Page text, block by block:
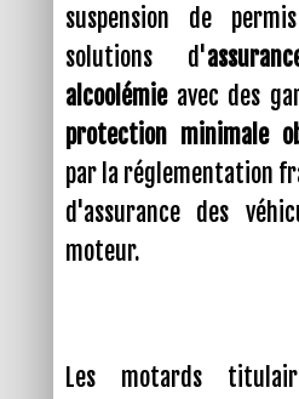
suspension de
solutions d'
alcoolémieavec des
protection minimale
par la réglementation
d'assurance des
moteur.
Les motards